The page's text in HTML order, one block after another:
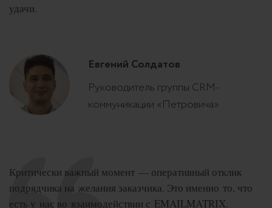
удачи.
Евгений Солдатов
Руководитель группы CRM-
коммуникации «Петровича»
Критически важный момент — оперативный отклик
подрядчика на желания заказчика. Это именно то, что
есть у нас во взаимодействии с EMAILMATRIX.